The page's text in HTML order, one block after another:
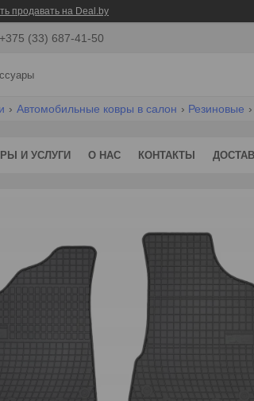
продавать на Deal.by
+375 (33) 687-41-50
Автомобильные ковры в салон Резиновые
И УСЛУГИ О НАС КОНТАКТЫ